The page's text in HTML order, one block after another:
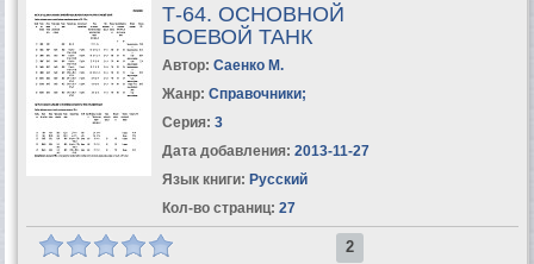
Т-64. ОСНОВНОЙ
БОЕВОЙ ТАНК
Автор: Саенко М.
Жанр: Справочники;
Серия: 3
Дата добавления: 2013-11-27
Язык книги: Русский
Кол-во страниц: 27
2